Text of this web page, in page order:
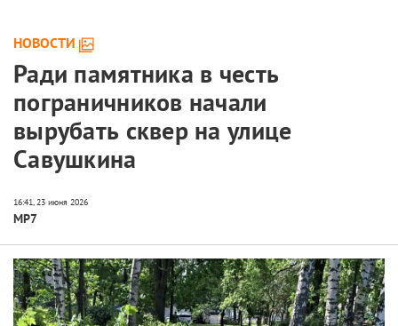
НОВОСТИ
Ради памятника в честь
пограничников начали
вырубать сквер на улице
Савушкина
МР7